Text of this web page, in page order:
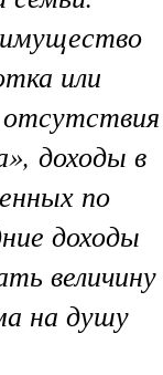
или
доходы в
по
доходы
величину
на душу